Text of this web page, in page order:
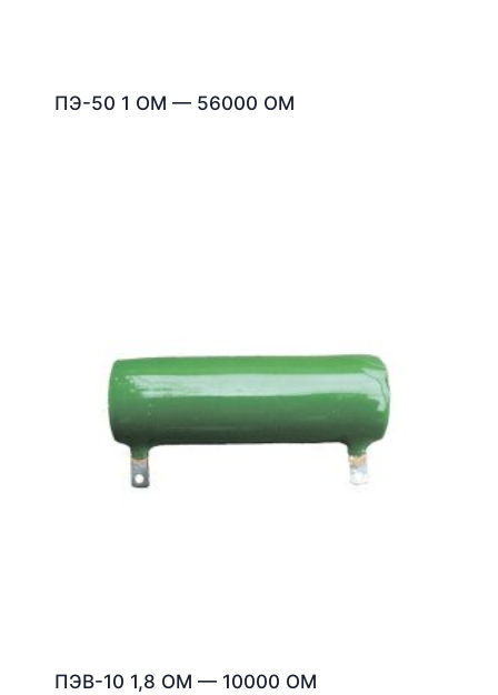
ПЭ-50 1 ОМ — 56000 ОМ
ПЭВ-10 1,8 ОМ — 10000 ОМ